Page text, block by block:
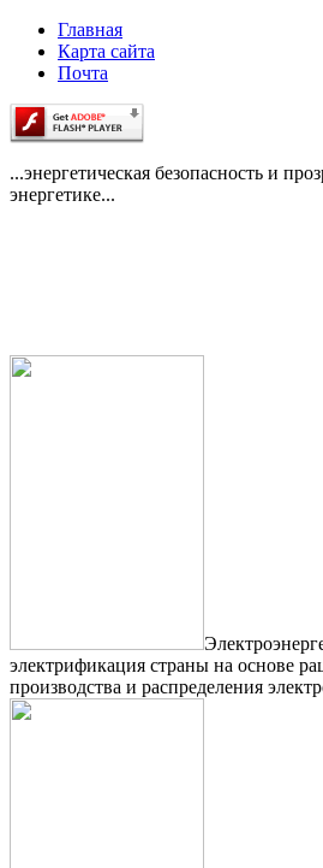
Главная
Карта сайта
Почта
...энергетическая безопасность и
энергетике...
электрификация страны на основе
производства и распределения